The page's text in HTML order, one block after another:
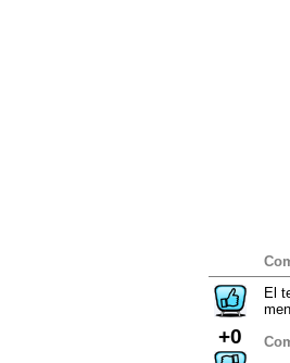
+0
El